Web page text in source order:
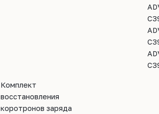
Комплект
восстановления
коротронов заряда